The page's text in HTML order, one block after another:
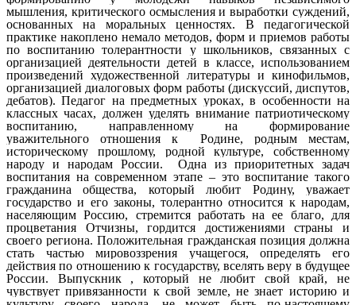
мышления, критического осмысления и выработки суждений,
основанных на моральных ценностях.
В педагогической
практике накоплено немало методов, форм и приемов работы
по воспитанию толерантности у школьников, связанных с
организацией деятельности детей в классе, использованием
произведений художественной литературы и кинофильмов,
организацией диалоговых форм работы (дискуссий, диспутов,
дебатов). Педагог на предметных уроках, в особенности на
классных часах, должен уделять внимание патриотическому
воспитанию, направленному на формирование
уважительного отношения к Родине, родным местам,
историческому прошлому, родной культуре, собственному
народу и народам России. Одна из приоритетных задач
воспитания на современном этапе – это воспитание такого
гражданина общества, который любит Родину, уважает
государство и его законы, толерантно относится к народам,
населяющим Россию, стремится работать на ее благо, для
процветания Отчизны, гордится достижениями страны и
своего региона. Положительная гражданская позиция должна
стать частью мировоззрения учащегося, определять его
действия по отношению к государству, вселять веру в будущее
России. Выпускник , который не любит свой край, не
чувствует привязанности к свой земле, не знает историю и